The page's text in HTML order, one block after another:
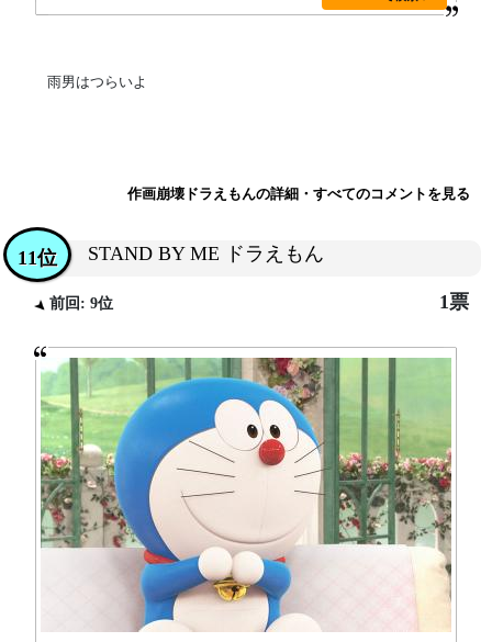
雨男はつらいよ
作画崩壊ドラえもんの詳細・すべてのコメントを見る
STAND BY ME ドラえもん
11位
前回: 9位 1票